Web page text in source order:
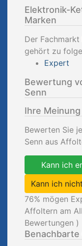
Elektronik-
Marken
Der Fachmarkt
gehört zu
Expert
Bewertung
Senn
Ihre
Bewerten Sie
Senn aus
Kann ich
Kann ich
76% mögen
Affoltern am
Bewertungen )